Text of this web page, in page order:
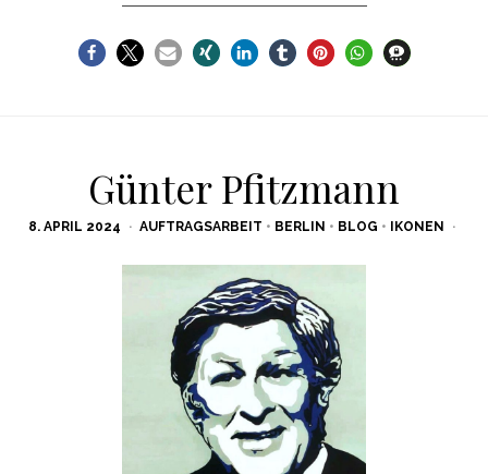
Günter Pfitzmann
POSTED
8. APRIL 2024 AUFTRAGSARBEIT • BERLIN • BLOG • IKONEN